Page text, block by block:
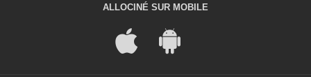
ALLOCINÉ SUR MOBILE